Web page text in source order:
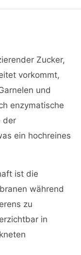
Zucker,
vorkommt,
und
enzymatische
der
ein hochreines
ist die
während
zu
in